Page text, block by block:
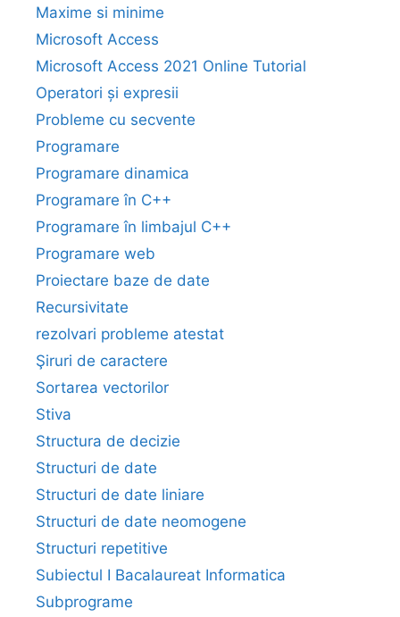
Maxime si minime
Microsoft Access
Microsoft Access 2021 Online Tutorial
Operatori și expresii
Probleme cu secvente
Programare
Programare dinamica
Programare în C++
Programare în limbajul C++
Programare web
Proiectare baze de date
Recursivitate
rezolvari probleme atestat
Şiruri de caractere
Sortarea vectorilor
Stiva
Structura de decizie
Structuri de date
Structuri de date liniare
Structuri de date neomogene
Structuri repetitive
Subiectul I Bacalaureat Informatica
Subprograme